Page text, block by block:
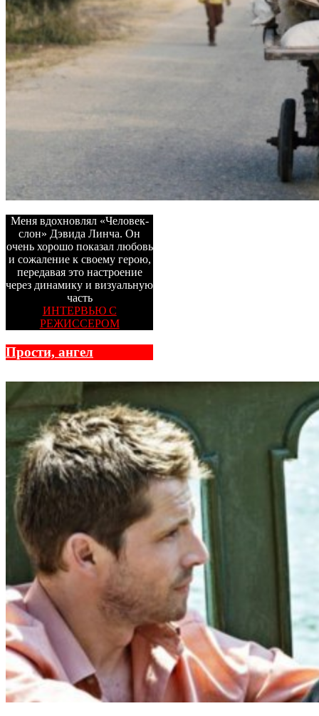
Меня вдохновлял «Человек-
слон» Дэвида Линча. Он
очень хорошо показал любовь
и сожаление к своему герою,
передавая это настроение
через динамику и визуальную
часть
ИНТЕРВЬЮ С
РЕЖИССЕРОМ
Прости, ангел